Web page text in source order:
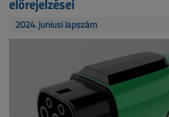
2024. júniusi lapszám